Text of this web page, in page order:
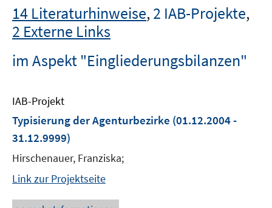
14 Literaturhinweise,2 IAB-Projekte,
2 Externe Links
im Aspekt "Eingliederungsbilanzen"
IAB-Projekt
Typisierung der Agenturbezirke (01.12.2004 -
31.12.9999)
Hirschenauer, Franziska;
Link zur Projektseite